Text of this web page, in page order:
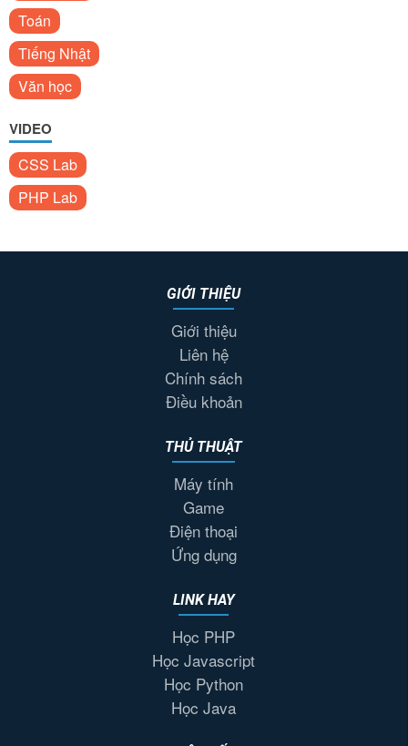
Toán
Tiếng Nhật
Văn học
VIDEO
CSS Lab
PHP Lab
GIỚI THIỆU
Giới thiệu
Liên hệ
Chính sách
Điều khoản
THỦ THUẬT
Máy tính
Game
Điện thoại
Ứng dụng
LINK HAY
Học PHP
Học Javascript
Học Python
Học Java